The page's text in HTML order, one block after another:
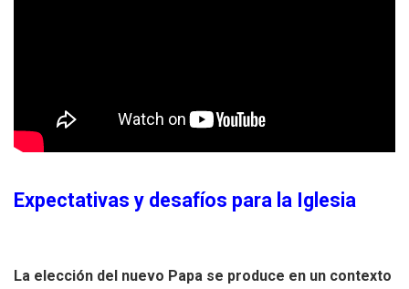
Expectativas y desafíos para la Iglesia
La elección del nuevo Papa se produce en un contexto